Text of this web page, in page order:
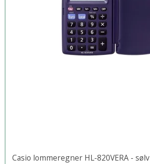
Casio lommeregner HL-820VERA - sølv